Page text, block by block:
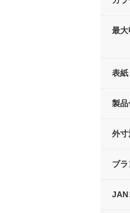
最大
表紙
製品
外寸
ブラ
JAN